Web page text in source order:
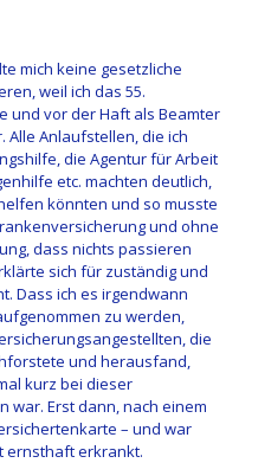
mich keine gesetzliche
weil ich das 55.
und vor der Haft als Beamter
Anlaufstellen, die ich
die Agentur für Arbeit
etc. machten deutlich,
könnten und so musste
und ohne
dass nichts passieren
sich für zuständig und
Dass ich es irgendwann
zu werden,
die
und herausfand,
kurz bei dieser
war. Erst dann, nach einem
– und war
ernsthaft erkrankt.